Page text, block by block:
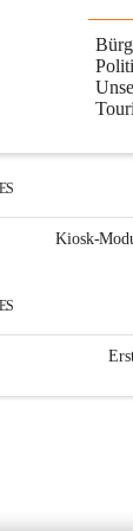
Artikel
Kiosk-